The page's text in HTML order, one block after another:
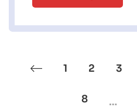
1 2 3
8 …